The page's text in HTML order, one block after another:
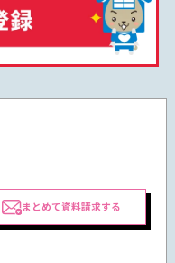
まとめて資料請求する